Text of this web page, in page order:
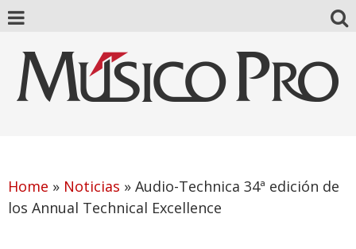
Home » Noticias » Audio-Technica 34ª edición de
los Annual Technical Excellence